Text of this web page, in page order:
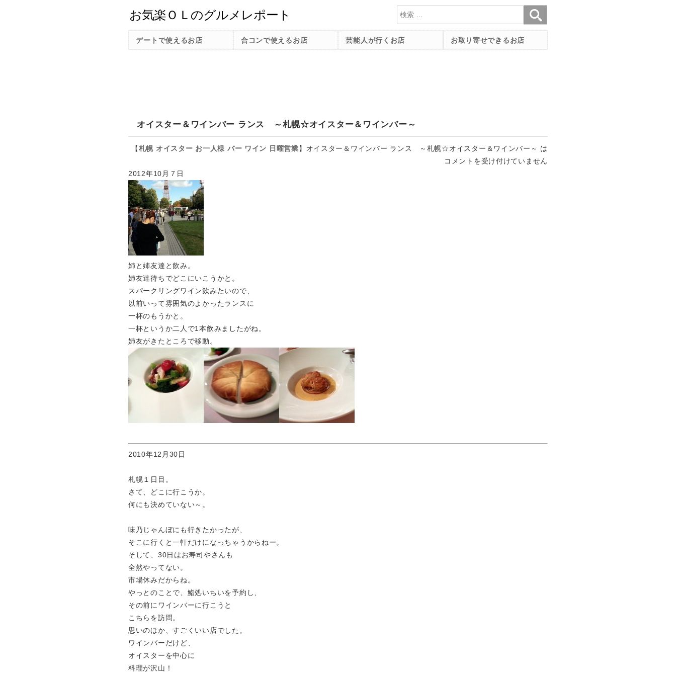
検索
オイスター＆ワインバー ランス ～札幌☆オイスター＆ワインバー～
【札幌 オイスター お一人様 バー ワイン 日曜営業】 オイスター＆ワインバー ランス ～札幌☆オイスター＆ワインバー～ は
コメントを受け付けていません
2012年10月７日
姉と姉友達と飲み。
姉友達待ちでどこにいこうかと。
スパークリングワイン飲みたいので、
以前いって雰囲気のよかったランスに
一杯のもうかと。
一杯というか二人で1本飲みましたがね。
姉友がきたところで移動。
2010年12月30日
札幌１日目。
さて、どこに行こうか。
何にも決めていない～。
味乃じゃんぼにも行きたかったが、
そこに行くと一軒だけになっちゃうからねー。
そして、30日はお寿司やさんも
全然やってない。
市場休みだからね。
やっとのことで、鮨処いちいを予約し、
その前にワインバーに行こうと
こちらを訪問。
思いのほか、すごくいい店でした。
ワインバーだけど、
オイスターを中心に
料理が沢山！
デートで使えるお店 合コンで使えるお店 芸能人が行くお店 お取り寄せできるお店